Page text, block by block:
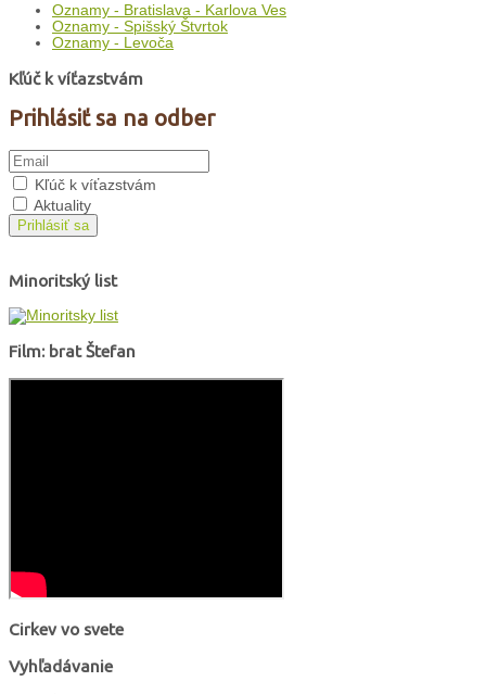
Oznamy - Bratislava - Karlova Ves
Oznamy - Spišský Štvrtok
Oznamy - Levoča
Kľúč k víťazstvám
Prihlásiť sa na odber
Kľúč k víťazstvám
Aktuality
Prihlásiť sa
Minoritský list
Film: brat Štefan
Cirkev vo svete
Vyhľadávanie